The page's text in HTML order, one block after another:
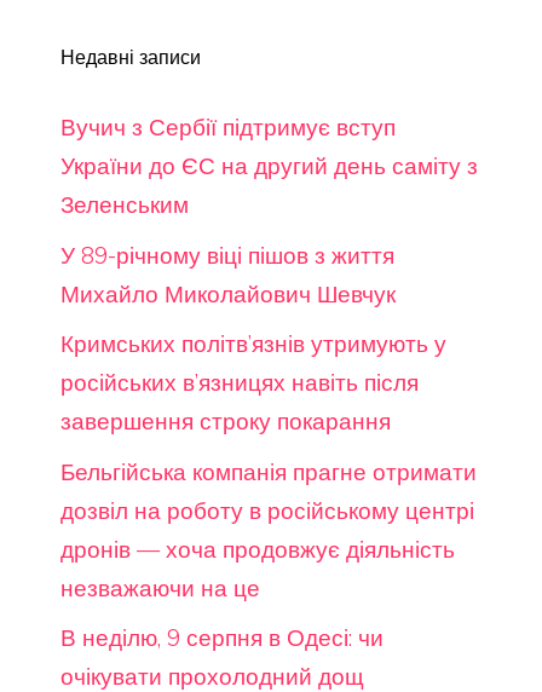
Недавні записи
Вучич з Сербії підтримує вступ
України до ЄС на другий день саміту з
Зеленським
У 89-річному віці пішов з життя
Михайло Миколайович Шевчук
Кримських політв’язнів утримують у
російських в’язницях навіть після
завершення строку покарання
Бельгійська компанія прагне отримати
дозвіл на роботу в російському центрі
дронів — хоча продовжує діяльність
незважаючи на це
В неділю, 9 серпня в Одесі: чи
очікувати прохолодний дощ